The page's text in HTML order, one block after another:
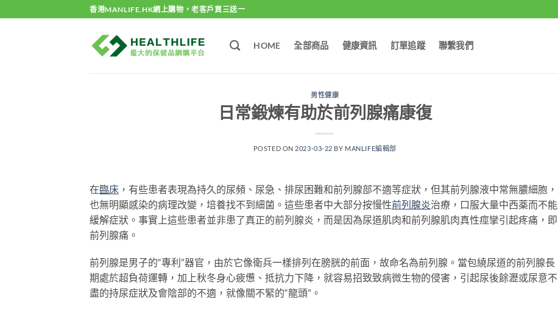
to
香港MANLIFE.HK網上購物，老客戶買三送一
HOME 全部商品 健康資訊 訂單追蹤 聯繫我們
男性健康
日常鍛煉有助於前列腺痛康復
POSTED ON 2023-03-22 BY MANLIFE編輯部
在臨床 ，有些患者表現為持久的尿頻、尿急、排尿困難和前列腺部不適等症狀，但其前列腺液中常無膿細胞，
也無明顯感染的病理改變，培養找不到細菌。這些患者中大部分按慢性前列腺炎治療，口服大量中西薬而不能
緩解症狀。事實上這些患者並非患了真正的前列腺炎，而是因為尿道肌肉和前列腺肌肉真性痙攣引起疼痛，即
前列腺痛。
前列腺是男子的“專利”器官，由於它像衛兵一樣排列在膀胱的前面，故命名為前列腺。當包繞尿道的前列腺長
期處於超負荷運轉，加上秋冬身心疲憊、抵抗力下降，就容易招致致病微生物的侵害，引起尿後餘瀝或尿意不
盡的持尿症狀及會陰部的不適，就像關不緊的“龍頭”。